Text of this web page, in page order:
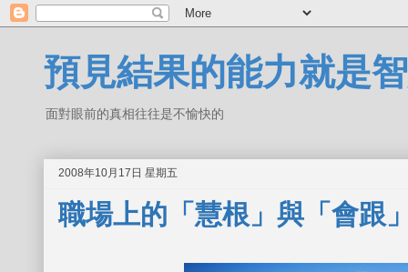
預見結果的能力就是
面對眼前的真相往往是不愉快的
2008年10月17日 星期五
職場上的「慧根」與「會跟